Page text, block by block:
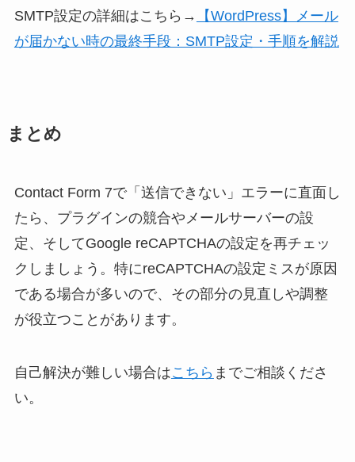
SMTP設定の詳細はこちら→
【WordPress】メール
が届かない時の最終手段：SMTP設定・手順を解説
まとめ
Contact Form 7で「送信できない」エラーに直面し
たら、プラグインの競合やメールサーバーの設
定、そしてGoogle reCAPTCHAの設定を再チェッ
クしましょう。特にreCAPTCHAの設定ミスが原因
である場合が多いので、その部分の見直しや調整
が役立つことがあります。
自己解決が難しい場合はこちら までご相談くださ
い。